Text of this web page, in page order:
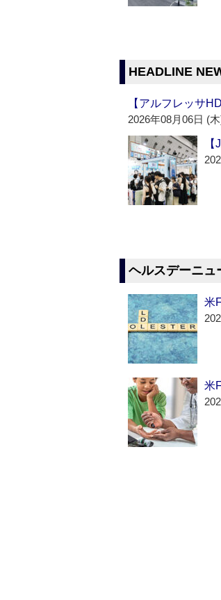
HEADLINE
【アルフレッサ
2026年08月06日 (
ヘルスデーニュ
米
米